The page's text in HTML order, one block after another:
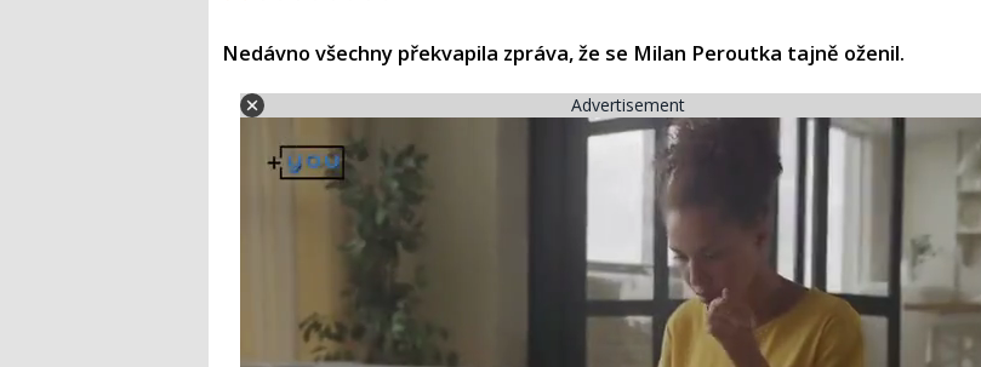
Nedávno všechny překvapila zpráva, že se Milan Peroutka tajně oženil.
Advertisement